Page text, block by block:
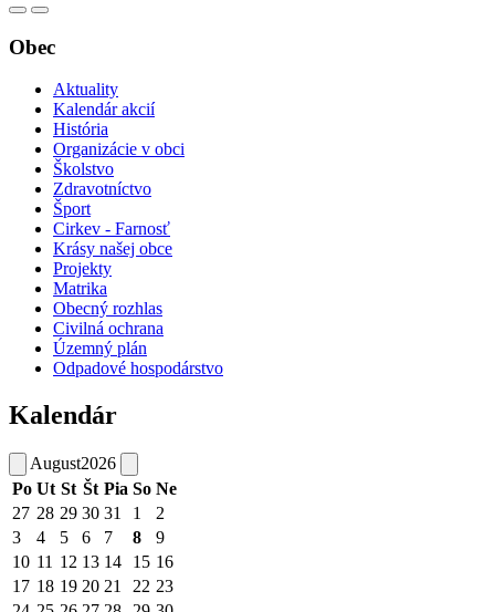
Obec
Aktuality
Kalendár akcií
História
Organizácie v obci
Školstvo
Zdravotníctvo
Šport
Cirkev - Farnosť
Krásy našej obce
Projekty
Matrika
Obecný rozhlas
Civilná ochrana
Územný plán
Odpadové hospodárstvo
Kalendár
August2026
Po Ut St Št Pia So Ne
27 28 29 30 31 1
2
3
4 5 6 7 8
9
10 11 12 13 14 15 16
17 18 19 20 21 22 23